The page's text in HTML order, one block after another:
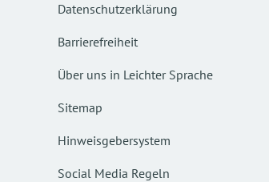
Datenschutzerklärung
Barrierefreiheit
Über uns in Leichter Sprache
Sitemap
Hinweisgebersystem
Social Media Regeln